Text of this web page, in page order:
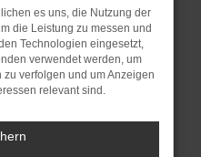
Browser und dein
neuesten Stand
nicht nur ein
kann auch dazu
Funktionen nicht mehr
es uns, die Nutzung der
die Leistung zu messen und
Technologien eingesetzt,
verwendet werden, um
verfolgen und um Anzeigen
relevant sind.